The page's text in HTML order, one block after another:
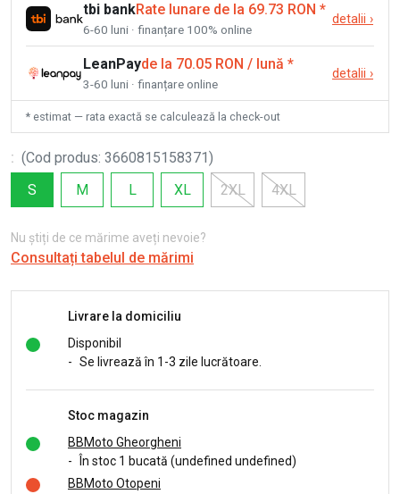
tbi bankRate lunare de la 69.73 RON *
6-60 luni · finanțare 100% online
detalii ›
LeanPayde la 70.05 RON / lună *
3-60 luni · finanțare online
detalii ›
* estimat — rata exactă se calculează la check-out
: (Cod produs: 3660815158371 )
S
M L XL 2XL 4XL
Nu știți de ce mărime aveți nevoie?
Consultați tabelul de mărimi
Livrare la domiciliu
Disponibil
- Se livrează în 1-3 zile lucrătoare.
Stoc magazin
BBMoto Gheorgheni
-
În stoc 1 bucată (undefined undefined)
BBMoto Otopeni